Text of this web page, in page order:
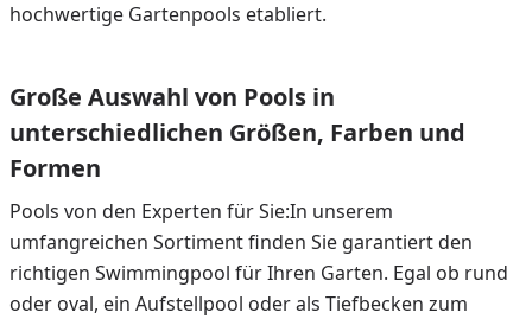
hochwertige Gartenpools etabliert.
Große Auswahl von Pools in
unterschiedlichen Größen, Farben und
Formen
Pools von den Experten für Sie:In unserem
umfangreichen Sortiment finden Sie garantiert den
richtigen Swimmingpool für Ihren Garten. Egal ob rund
oder oval, ein Aufstellpool oder als Tiefbecken zum